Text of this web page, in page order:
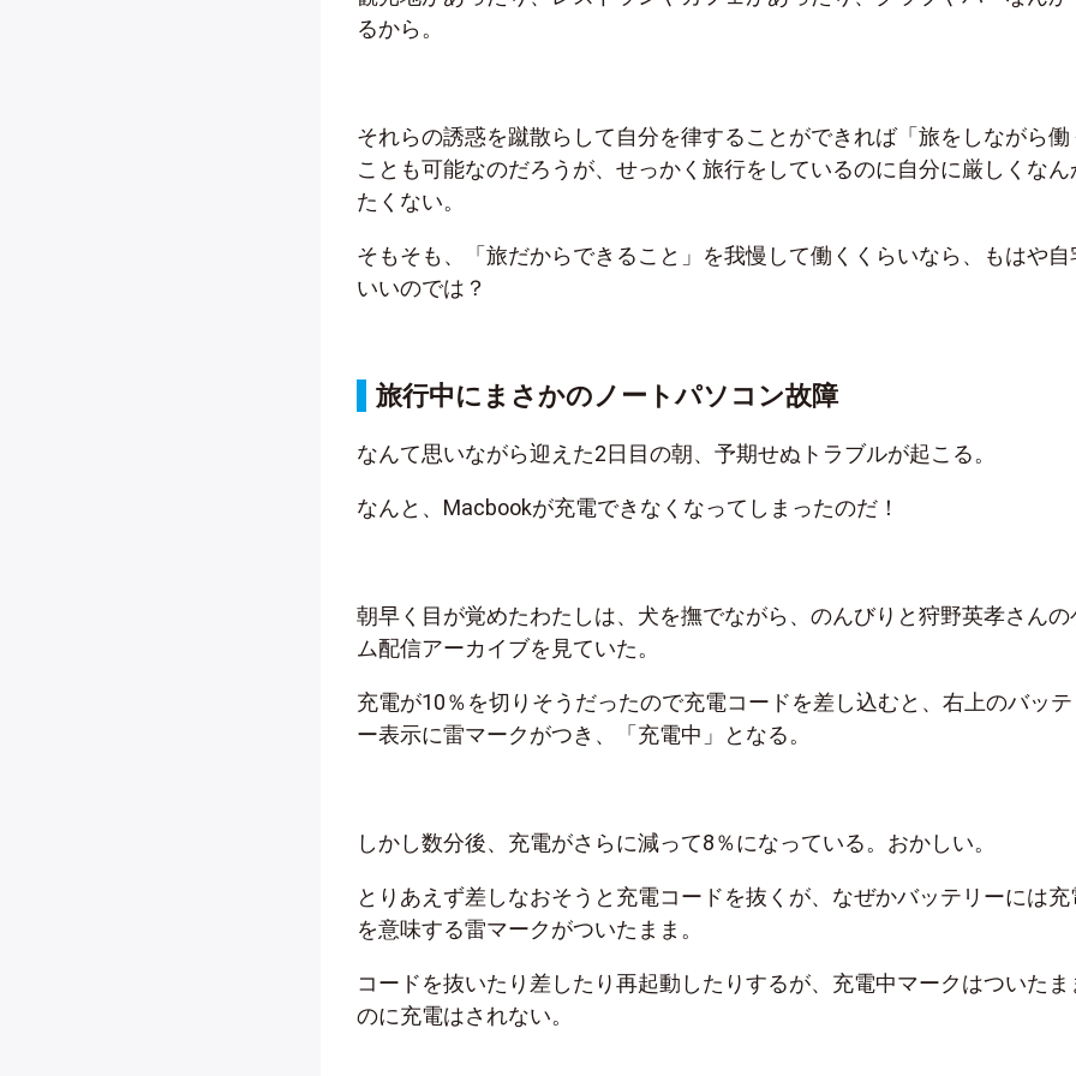
るから。
それらの誘惑を蹴散らして自分を律することができれば「旅をしながら働
ことも可能なのだろうが、せっかく旅行をしているのに自分に厳しくなん
たくない。
そもそも、「旅だからできること」を我慢して働くくらいなら、もはや自
いいのでは？
旅行中にまさかのノートパソコン故障
なんて思いながら迎えた2日目の朝、予期せぬトラブルが起こる。
なんと、Macbookが充電できなくなってしまったのだ！
朝早く目が覚めたわたしは、犬を撫でながら、のんびりと狩野英孝さんの
ム配信アーカイブを見ていた。
充電が10％を切りそうだったので充電コードを差し込むと、右上のバッテ
ー表示に雷マークがつき、「充電中」となる。
しかし数分後、充電がさらに減って8％になっている。おかしい。
とりあえず差しなおそうと充電コードを抜くが、なぜかバッテリーには充
を意味する雷マークがついたまま。
コードを抜いたり差したり再起動したりするが、充電中マークはついたま
のに充電はされない。